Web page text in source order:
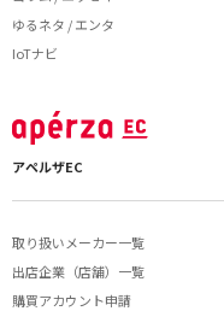
ゆるネタ / エンタ
IoTナビ
アペルザEC
取り扱いメーカー一覧
出店企業（店舗）一覧
購買アカウント申請